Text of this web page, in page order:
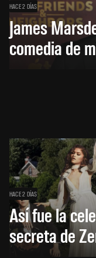
HACE 2 DÍAS
James
comedia de
HACE 2 DÍAS
Así fue la
secreta de